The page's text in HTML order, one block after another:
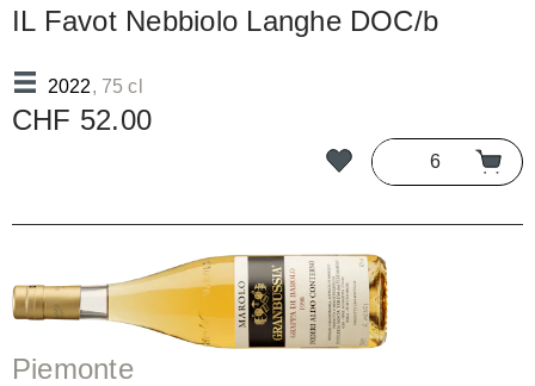
IL Favot Nebbiolo Langhe DOC/b
2022, 75 cl
CHF 52.00
Piemonte